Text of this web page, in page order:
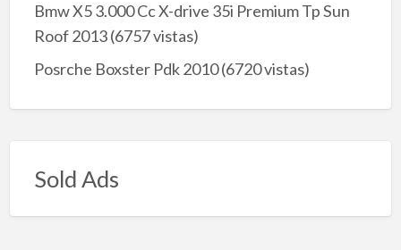
Bmw X5 3.000 Cc X-drive 35i Premium Tp Sun
Roof 2013(6757 vistas)
Posrche Boxster Pdk 2010(6720 vistas)
Sold Ads